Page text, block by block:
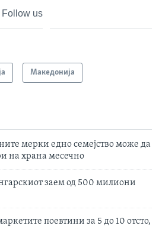
Follow us
Македонија
мерки едно семејство може да
на храна месечно
заем од 500 милиони
поевтини за 5 до 10 отсто,